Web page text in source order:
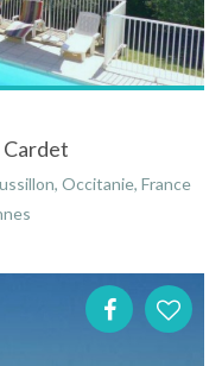
Cardet
Occitanie, France